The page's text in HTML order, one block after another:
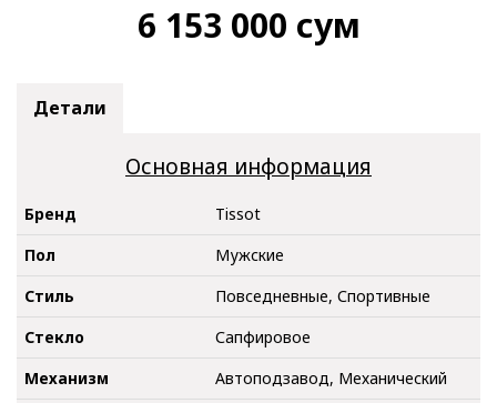
6 153 000 сум
Детали
Основная информация
Бренд
Tissot
Пол
Мужские
Стиль
Повседневные, Спортивные
Стекло
Сапфировое
Механизм
Автоподзавод, Механический